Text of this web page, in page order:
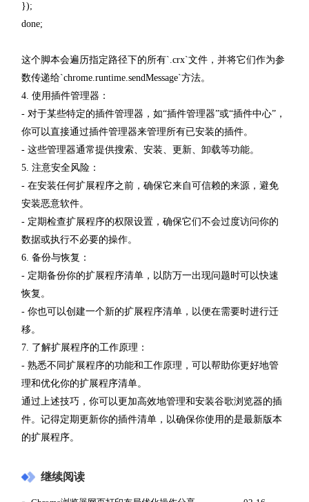
});
done;
这个脚本会遍历指定路径下的所有`.crx`文件，并将它们作为参
数传递给`chrome.runtime.sendMessage`方法。
4. 使用插件管理器：
- 对于某些特定的插件管理器，如“插件管理器”或“插件中心”，
你可以直接通过插件管理器来管理所有已安装的插件。
- 这些管理器通常提供搜索、安装、更新、卸载等功能。
5. 注意安全风险：
- 在安装任何扩展程序之前，确保它来自可信赖的来源，避免
安装恶意软件。
- 定期检查扩展程序的权限设置，确保它们不会过度访问你的
数据或执行不必要的操作。
6. 备份与恢复：
- 定期备份你的扩展程序清单，以防万一出现问题时可以快速
恢复。
- 你也可以创建一个新的扩展程序清单，以便在需要时进行迁
移。
7. 了解扩展程序的工作原理：
- 熟悉不同扩展程序的功能和工作原理，可以帮助你更好地管
理和优化你的扩展程序清单。
通过上述技巧，你可以更加高效地管理和安装谷歌浏览器的插
件。记得定期更新你的插件清单，以确保你使用的是最新版本
的扩展程序。
继续阅读